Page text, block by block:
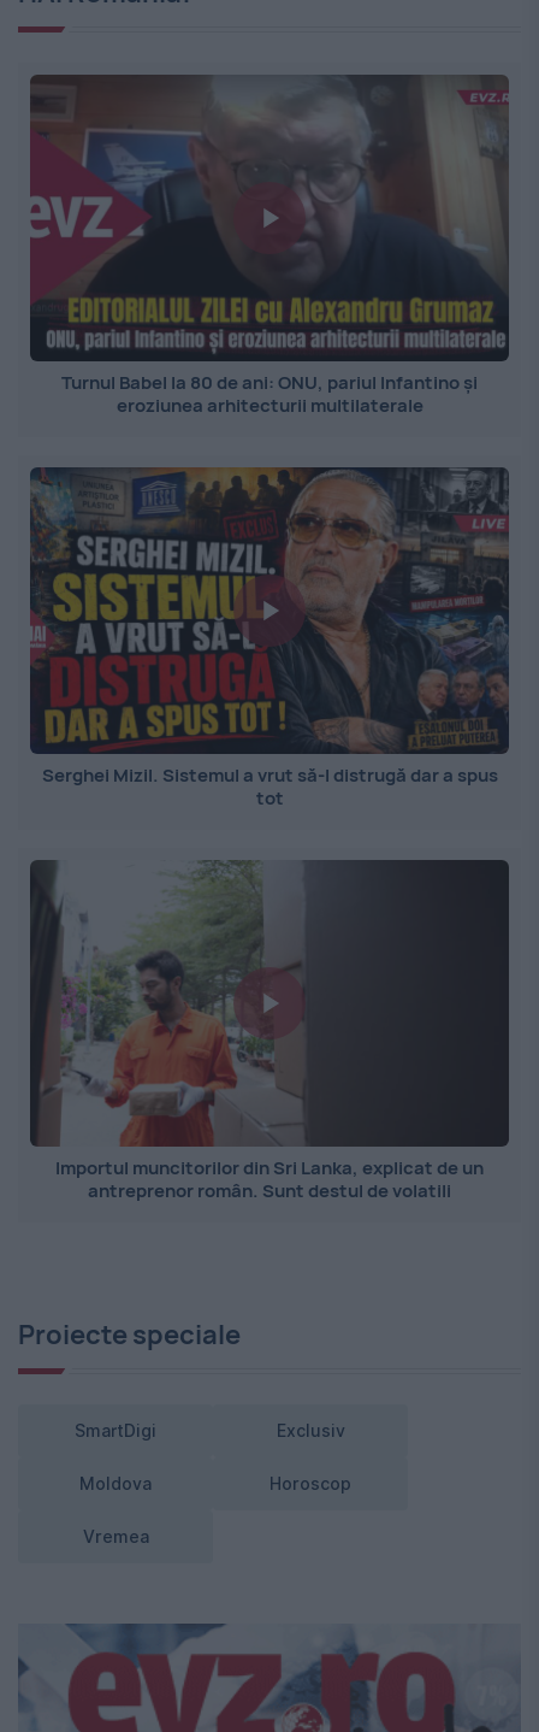
Turnul Babel la 80 de ani: ONU, pariul Infantino și
eroziunea arhitecturii multilaterale
Serghei Mizil. Sistemul a vrut să-l distrugă dar a spus
tot
Importul muncitorilor din Sri Lanka, explicat de un
antreprenor român. Sunt destul de volatili
Proiecte speciale
SmartDigi Exclusiv
Moldova Horoscop
Vremea